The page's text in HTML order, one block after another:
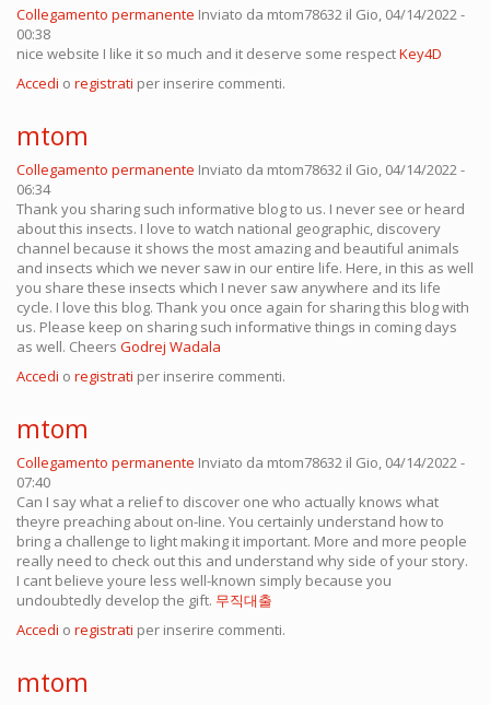
Collegamento permanente Inviato da mtom78632 il Gio, 04/14/2022 -
00:38
nice website I like it so much and it deserve some respectKey4D
Accedi o registrati per inserire commenti.
mtom
Collegamento permanente Inviato da mtom78632 il Gio, 04/14/2022 -
06:34
Thank you sharing such informative blog to us. I never see or heard
about this insects. I love to watch national geographic, discovery
channel because it shows the most amazing and beautiful animals
and insects which we never saw in our entire life. Here, in this as well
you share these insects which I never saw anywhere and its life
cycle. I love this blog. Thank you once again for sharing this blog with
us. Please keep on sharing such informative things in coming days
as well. Cheers Godrej Wadala
Accedi o registrati per inserire commenti.
mtom
Collegamento permanente Inviato da mtom78632 il Gio, 04/14/2022 -
07:40
Can I say what a relief to discover one who actually knows what
theyre preaching about on-line. You certainly understand how to
bring a challenge to light making it important. More and more people
really need to check out this and understand why side of your story.
I cant believe youre less well-known simply because you
undoubtedly develop the gift. 무직대출
Accedi o registrati per inserire commenti.
mtom